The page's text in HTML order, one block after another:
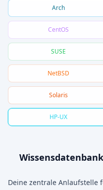
Arch
CentOS
SUSE
NetBSD
Solaris
HP-UX
Wissensdatenbank
Deine zentrale Anlaufstelle